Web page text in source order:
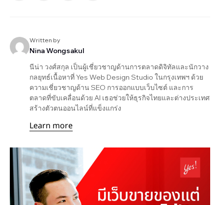
Written by
Nina Wongsakul
นีน่า วงศ์สกุล เป็นผู้เชี่ยวชาญด้านการตลาดดิจิทัลและนักวาง
กลยุทธ์เนื้อหาที่ Yes Web Design Studio ในกรุงเทพฯ ด้วย
ความเชี่ยวชาญด้าน SEO การออกแบบเว็บไซต์ และการ
ตลาดที่ขับเคลื่อนด้วย AI เธอช่วยให้ธุรกิจไทยและต่างประเทศ
สร้างตัวตนออนไลน์ที่แข็งแกร่ง
Learn more